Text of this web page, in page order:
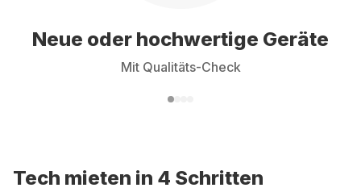
Neue oder hochwertige Geräte
Mit Qualitäts-Check
Tech mieten in 4 Schritten